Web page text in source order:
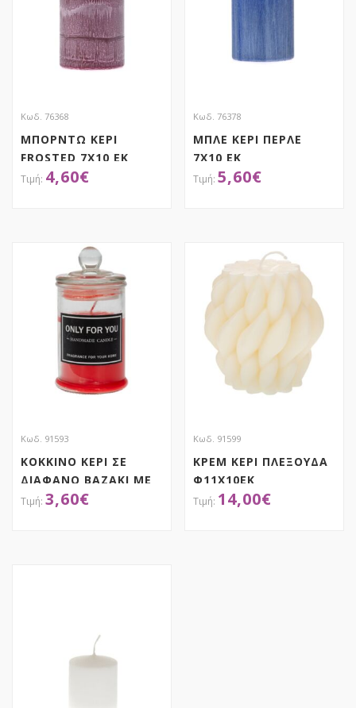
Κωδ. 76368
ΜΠΟΡΝΤΩ ΚΕΡΙ
FROSTED 7Χ10 ΕΚ
4,60€
Κωδ. 76378
ΜΠΛΕ ΚΕΡΙ ΠΕΡΛΕ
7Χ10 ΕΚ
5,60€
Κωδ. 91593
ΚΟΚΚΙΝΟ ΚΕΡΙ ΣΕ
ΔΙΑΦΑΝΟ ΒΑΖΑΚΙ ΜΕ
ΚΑΠΑΚΙ 6Χ12ΕΚ
3,60€
Κωδ. 91599
ΚΡΕΜ ΚΕΡΙ ΠΛΕΞΟΥΔΑ
Φ11Χ10ΕΚ
ΧΕΙΡΟΠΟΙΗΤΟ
14,00€